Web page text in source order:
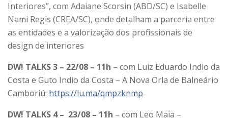
Interiores”, com Adaiane Scorsin (ABD/SC) e ⁠Isabelle
Nami Regis (CREA/SC), onde detalham a parceria entre
as entidades e a valorização dos profissionais de
design de interiores
DW! TALKS 3 – 22/08 – 11h – com Luiz Eduardo Indio da
Costa e Guto Indio da Costa – A Nova Orla de Balneário
Camboriú: https://lu.ma/qmpzknmp
DW! TALKS 4 – 23/08 – 11h – com Leo Maia –